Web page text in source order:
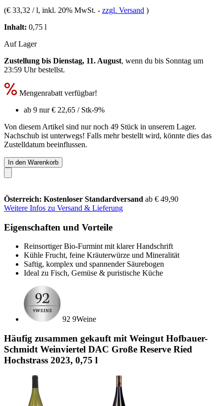
(€ 33,32 / l, inkl. 20% MwSt. - zzgl. Versand )
Inhalt: 0,75 l
Auf Lager
Zustellung bis Dienstag, 11. August, wenn du bis Sonntag um
23:59 Uhrbestellst.
Mengenrabatt verfügbar!
ab 9 nur€ 22,65 / Stk-9%
Von diesem Artikel sind nur noch 49 Stück in unserem Lager.
Nachschub ist unterwegs! Falls mehr bestellt wird, könnte dies das
Zustelldatum beeinflussen.
In den Warenkorb
Österreich: Kostenloser Standardversand ab € 49,90
Weitere Infos zu Versand & Lieferung
Eigenschaften und Vorteile
Reinsortiger Bio-Furmint mit klarer Handschrift
Kühle Frucht, feine Kräuterwürze und Mineralität
Saftig, komplex und spannender Säurebogen
Ideal zu Fisch, Gemüse & puristische Küche
92 9Weine
Häufig zusammen gekauft mit Weingut Hofbauer-
Schmidt Weinviertel DAC Große Reserve Ried
Hochstrass 2023, 0,75 l